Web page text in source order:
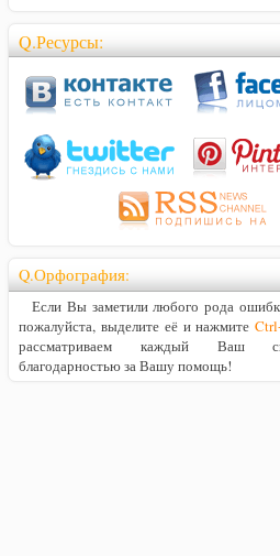
Q.Ресурсы:
Q.Орфография:
Если Вы заметили любого рода
пожалуйста, выделите её и нажмите
рассматриваем каждый Ваш
благодарностью за Вашу помощь!